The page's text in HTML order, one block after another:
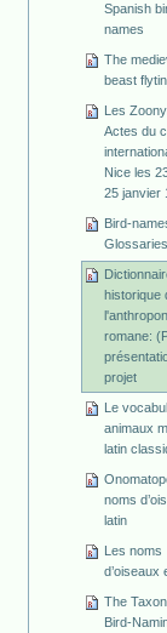
Spanish
names
The
beast
Les
Actes du
Nice les
25 janvier
Bird-
Glossaries
historique
romane:
projet
Le
animaux
latin
noms
latin
Les noms
d’oiseaux
The
Bird-